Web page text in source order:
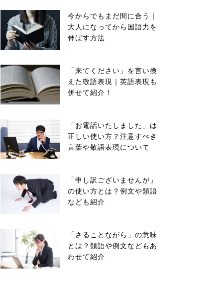
今からでもまだ間に合う｜
大人になってから国語力を
伸ばす方法
「来てください」を言い換
えた敬語表現｜英語表現も
併せて紹介！
「お電話いたしました」は
正しい使い方？注意すべき
言葉や敬語表現について
「申し訳ございませんが」
の使い方とは？例文や類語
なども紹介
「さることながら」の意味
とは？類語や例文などもあ
わせて紹介